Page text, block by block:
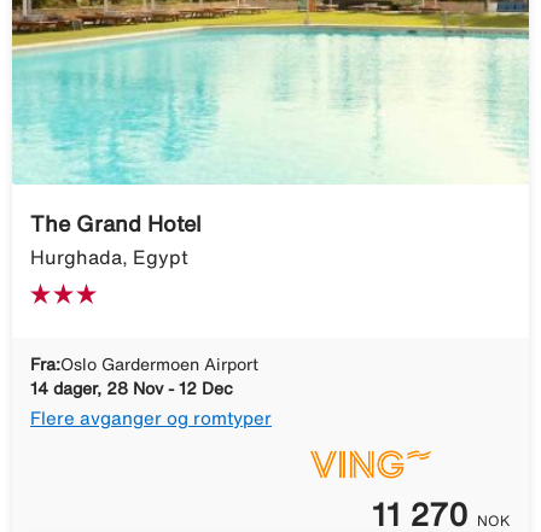
The Grand Hotel
Hurghada, Egypt
Fra:Oslo Gardermoen Airport
14 dager, 28 Nov - 12 Dec
Flere avganger og romtyper
11 270 NOK